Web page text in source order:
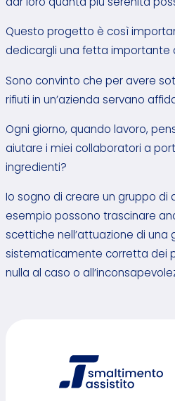
Questo progetto è così
dedicargli una fetta importante
Sono convinto che per avere
rifiuti in un’azienda servano
Ogni giorno, quando lavoro,
aiutare i miei collaboratori a
ingredienti?
Io sogno di creare un gruppo di
esempio possono trascinare
scettiche nell’attuazione di una
sistematicamente corretta dei
nulla al caso o